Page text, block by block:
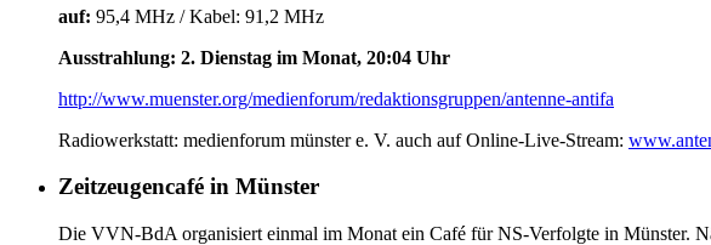
auf: 95,4 MHz / Kabel: 91,2 MHz
Ausstrahlung: 2. Dienstag im Monat, 20:04 Uhr
http://www.muenster.org/medienforum/redaktionsgruppen/antenne-antifa
Radiowerkstatt: medienforum münster e. V. auch auf Online-Live-Stream:
Zeitzeugencafé in Münster
Die VVN-BdA organisiert einmal im Monat ein Café für NS-Verfolgte in Münster.